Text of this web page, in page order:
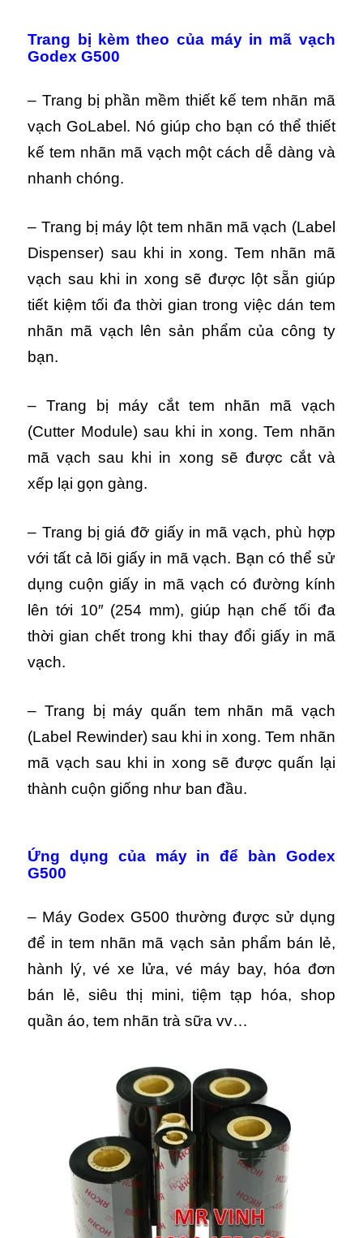
Trang bị kèm theo của máy in mã vạch
Godex G500
– Trang bị phần mềm thiết kế tem nhãn mã
vạch GoLabel. Nó giúp cho bạn có thể thiết
kế tem nhãn mã vạch một cách dễ dàng và
nhanh chóng.
– Trang bị máy lột tem nhãn mã vạch (Label
Dispenser) sau khi in xong. Tem nhãn mã
vạch sau khi in xong sẽ được lột sẵn giúp
tiết kiệm tối đa thời gian trong việc dán tem
nhãn mã vạch lên sản phẩm của công ty
bạn.
– Trang bị máy cắt tem nhãn mã vạch
(Cutter Module) sau khi in xong. Tem nhãn
mã vạch sau khi in xong sẽ được cắt và
xếp lại gọn gàng.
– Trang bị giá đỡ giấy in mã vạch, phù hợp
với tất cả lõi giấy in mã vạch. Bạn có thể sử
dụng cuộn giấy in mã vạch có đường kính
lên tới 10″ (254 mm), giúp hạn chế tối đa
thời gian chết trong khi thay đổi giấy in mã
vạch.
– Trang bị máy quấn tem nhãn mã vạch
(Label Rewinder) sau khi in xong. Tem nhãn
mã vạch sau khi in xong sẽ được quấn lại
thành cuộn giống như ban đầu.
Ứng dụng của máy in để bàn Godex
G500
– Máy Godex G500 thường được sử dụng
để in tem nhãn mã vạch sản phẩm bán lẻ,
hành lý, vé xe lửa, vé máy bay, hóa đơn
bán lẻ, siêu thị mini, tiệm tạp hóa, shop
quần áo, tem nhãn trà sữa vv…